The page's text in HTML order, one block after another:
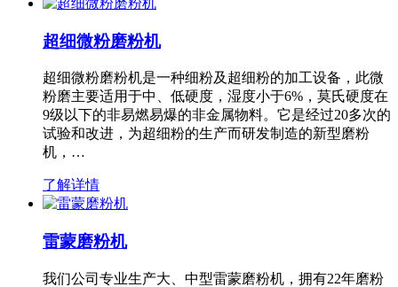
超细微粉磨粉机
超细微粉磨粉机是一种细粉及超细粉的加工设备，此微
粉磨主要适用于中、低硬度，湿度小于6%，莫氏硬度在
9级以下的非易燃易爆的非金属物料。它是经过20多次的
试验和改进，为超细粉的生产而研发制造的新型磨粉
机，…
了解详情
雷蒙磨粉机
我们公司专业生产大、中型雷蒙磨粉机，拥有22年磨粉